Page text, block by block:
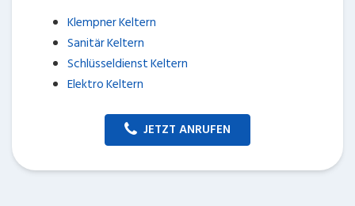
Klempner Keltern
Sanitär Keltern
Schlüsseldienst Keltern
Elektro Keltern
JETZT ANRUFEN